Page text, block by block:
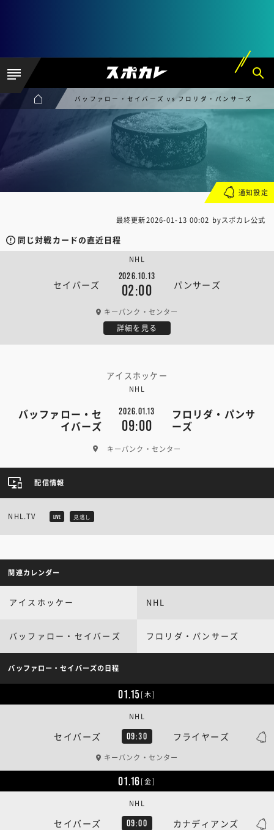
バッファロー・セイバーズ vs フロリダ・パンサーズ
最終更新2026-01-13 00:02 byスポカレ公式
同じ対戦カードの直近日程
セイバーズ
2026.10.13
02:00 パンサーズ
NHL
キーバンク・センター
詳細を見る
アイスホッケー
NHL
バッファロー・セ
イバーズ
2026.01.13
09:00
フロリダ・パンサ
ーズ
キーバンク・センター
通知設定
配信情報
NHL.TV LIVE 見逃し
関連カレンダー
アイスホッケー NHL
バッファロー・セイバーズ フロリダ・パンサーズ
バッファロー・セイバーズの日程
01.15[木]
セイバーズ 09:30 フライヤーズ
NHL
キーバンク・センター
01.16[金]
セイバーズ 09:00 カナディアンズ
NHL